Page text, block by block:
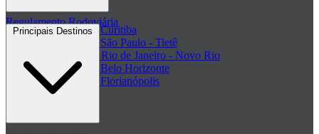
Regulamento Rodoviária
Rodoviária de Curitiba
Rodoviária de São Paulo - Tietê
Rodoviária do Rio de Janeiro - Novo Rio
Rodoviária de Belo Horizonte
Rodoviária de Florianópolis
+ Rodoviárias